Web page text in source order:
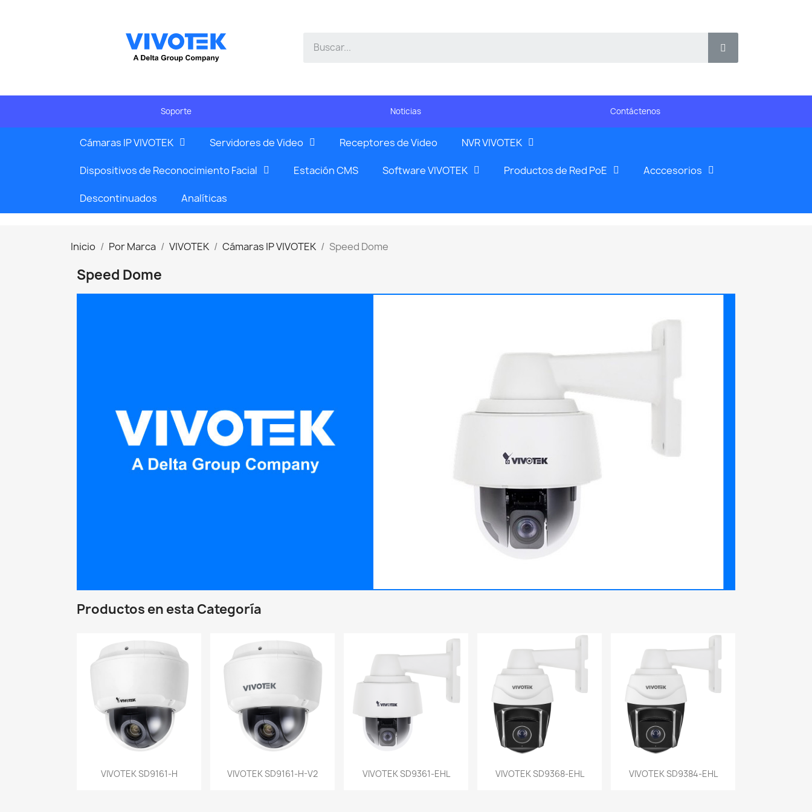
Soporte Noticias Contáctenos
Cámaras IP VIVOTEK Servidores de Video Receptores de Video NVR VIVOTEK
Dispositivos de Reconocimiento Facial Estación CMS Software VIVOTEK Productos de Red PoE Acccesorios
Descontinuados Analíticas
Inicio Por Marca VIVOTEK Cámaras IP VIVOTEK Speed Dome
Speed Dome
Productos en esta Categoría
Vista rápida
VIVOTEK SD9161-H Vista rápida
VIVOTEK SD9161-H-V2 Vista rápida
VIVOTEK SD9361-EHL Vista rápida
VIVOTEK SD9368-EHL Vista rápida
VIVOTEK SD9384-EHL